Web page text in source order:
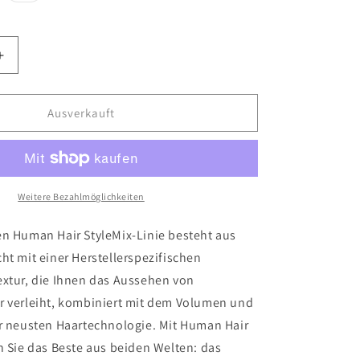
Erhöhe
Ausverkauft
Weitere Bezahlmöglichkeiten
Human Hair StyleMix-Linie besteht aus
mit einer Herstellerspezifischen
die Ihnen das Aussehen von
verleiht, kombiniert mit dem Volumen und
Haartechnologie. Mit Human Hair
Sie das Beste aus beiden Welten: das